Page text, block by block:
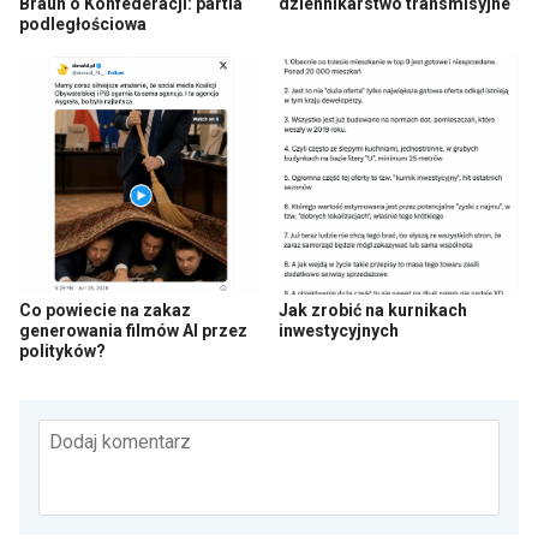
podległościowa
Co powiecie na zakaz
generowania filmów AI przez
polityków?
Jak zrobić na kurnikach
inwestycyjnych
Dodaj komentarz